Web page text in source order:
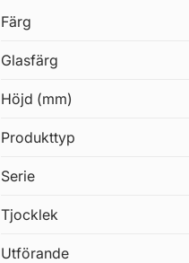
Färg
Glasfärg
Höjd (mm)
Produkttyp
Serie
Tjocklek
Utförande